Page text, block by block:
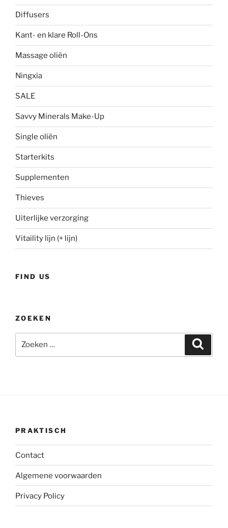
Diffusers
Kant- en klare Roll-Ons
Massage oliën
Ningxia
SALE
Savvy Minerals Make-Up
Single oliën
Starterkits
Supplementen
Thieves
Uiterlijke verzorging
Vitaility lijn (+ lijn)
FIND US
ZOEKEN
naar:
PRAKTISCH
Contact
Algemene voorwaarden
Privacy Policy